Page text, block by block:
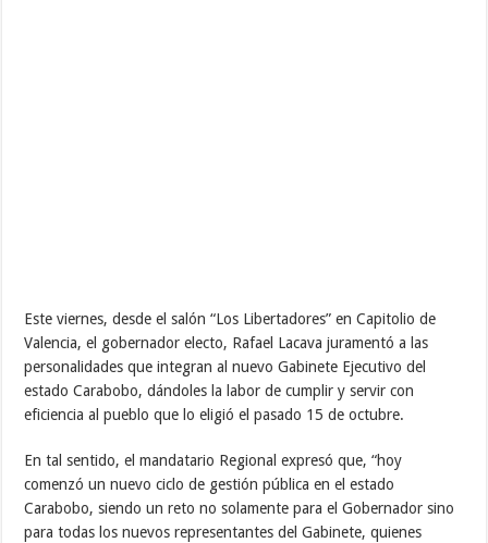
Este viernes, desde el salón “Los Libertadores” en Capitolio de
Valencia, el gobernador electo, Rafael Lacava juramentó a las
personalidades que integran al nuevo Gabinete Ejecutivo del
estado Carabobo, dándoles la labor de cumplir y servir con
eficiencia al pueblo que lo eligió el pasado 15 de octubre.
En tal sentido, el mandatario Regional expresó que, “hoy
comenzó un nuevo ciclo de gestión pública en el estado
Carabobo, siendo un reto no solamente para el Gobernador sino
para todas los nuevos representantes del Gabinete, quienes